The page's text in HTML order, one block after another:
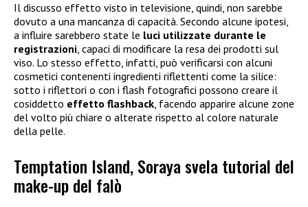
Il discusso effetto visto in televisione, quindi, non sarebbe
dovuto a una mancanza di capacità. Secondo alcune ipotesi,
a influire sarebbero state le luci utilizzate durante le
registrazioni, capaci di modificare la resa dei prodotti sul
viso. Lo stesso effetto, infatti, può verificarsi con alcuni
cosmetici contenenti ingredienti riflettenti come la silice:
sotto i riflettori o con i flash fotografici possono creare il
cosiddetto effetto flashback, facendo apparire alcune zone
del volto più chiare o alterate rispetto al colore naturale
della pelle.
Temptation Island, Soraya svela tutorial del
make-up del falò